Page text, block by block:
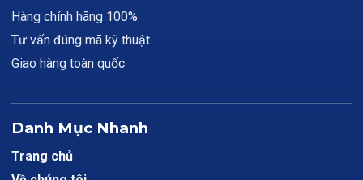
Hàng chính hãng 100%
Tư vấn đúng mã kỹ thuật
Giao hàng toàn quốc
Danh Mục Nhanh
Trang chủ